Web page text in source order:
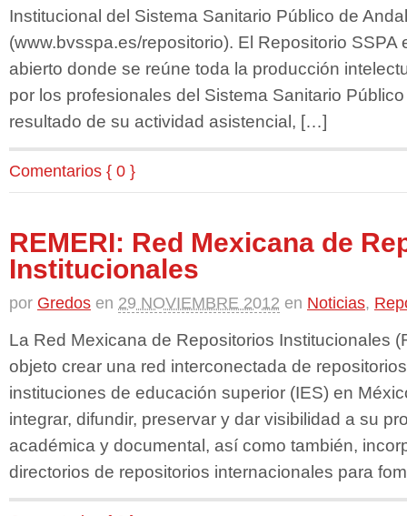
Institucional del Sistema Sanitario Público de
(www.bvsspa.es/repositorio). El Repositorio SSPA
abierto donde se reúne toda la producción
por los profesionales del Sistema Sanitario
resultado de su actividad asistencial, […]
Comentarios { 0 }
REMERI: Red Mexicana de
Institucionales
por Gredos en 29 NOVIEMBRE 2012 en Noticias,
La Red Mexicana de Repositorios Institucionales
objeto crear una red interconectada de
instituciones de educación superior (IES) en
integrar, difundir, preservar y dar visibilidad a su
académica y documental, así como también,
directorios de repositorios internacionales para